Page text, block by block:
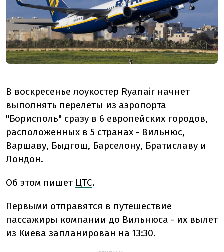
В воскресенье лоукостер Ryanair начнет
выполнять перелеты из аэропорта
"Борисполь" сразу в 6 европейских городов,
расположенных в 5 странах - Вильнюс,
Варшаву, Быдгощ, Барселону, Братиславу и
Лондон.
Об этом пишет ЦТС.
Первыми отправятся в путешествие
пассажиры компании до Вильнюса - их вылет
из Киева запланирован на 13:30.